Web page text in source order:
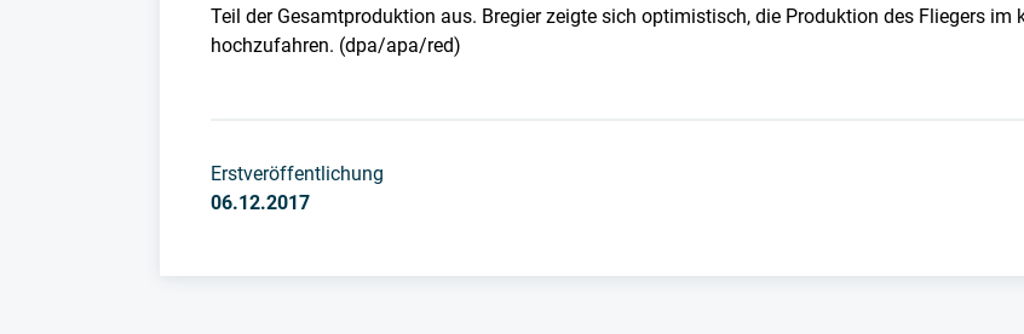
Teil der Gesamtproduktion aus. Bregier zeigte sich optimistisch, die Produktion des Fliegers
hochzufahren. (dpa/apa/red)
Erstveröffentlichung
06.12.2017